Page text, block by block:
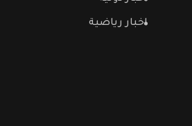
اخبار رياضية